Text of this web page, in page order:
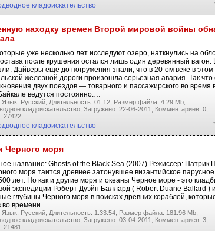
кладоискательство
находку времен Второй мировой войны
уже несколько лет исследуют озеро, наткнулись на
после крушения остался лишь один деревянный
Дайверы еще до погружения знали, что в 20-ом веке в этом
железной дороги произошла серьезная авария. Так
двух поездов — товарного и пассажирского во время
ведутся постоянно.…
Язык: Русский, Длительность: 01:12, Размер файла: 4.29 Mb,
кладоискательство, Загружено: 22-06-2011,
Комментариев: 0,
27422
кладоискательство
Черного моря
название: Ghosts of the Black Sea (2007) Режиссер: Патрик
моря таится древнее затонувшее византийское
лет. Но как и другие моря и океаны Черное море - это
экспедиции Роберт Дуэйн Баллард ( Robert Duane Ballard )
глубины Черного моря в поисках древних кораблей,
во времени.
Язык: Русский, Длительность: 1:33:54, Размер файла: 181.96 Mb,
кладоискательство, Загружено: 03-04-2011,
Комментариев: 3,
21481